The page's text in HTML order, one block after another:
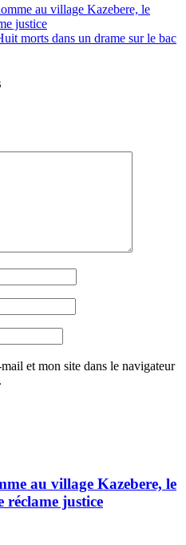
au village Kazebere, le
justice
morts dans un drame sur le bac
et mon site dans le navigateur
au village Kazebere, le
réclame justice